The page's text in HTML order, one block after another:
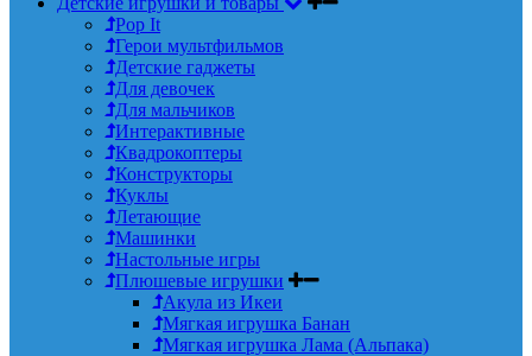
Pop It
Герои мультфильмов
Детские гаджеты
Для девочек
Для мальчиков
Интерактивные
Квадрокоптеры
Конструкторы
Куклы
Летающие
Машинки
Настольные игры
Плюшевые игрушки
Акула из Икеи
Мягкая игрушка Банан
Мягкая игрушка Лама (Альпака)